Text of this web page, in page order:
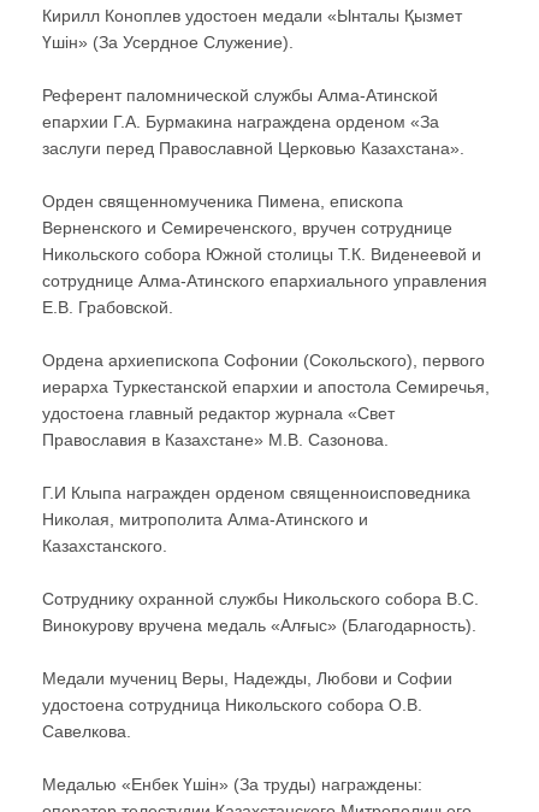
Кирилл Коноплев удостоен медали «Ынталы Қызмет
Үшiн» (За Усердное Служение).
Референт паломнической службы Алма-Атинской
епархии Г.А. Бурмакина награждена орденом «За
заслуги перед Православной Церковью Казахстана».
Орден священномученика Пимена, епископа
Верненского и Семиреченского, вручен сотруднице
Никольского собора Южной столицы Т.К. Виденеевой и
сотруднице Алма-Атинского епархиального управления
Е.В. Грабовской.
Ордена архиепископа Софонии (Сокольского), первого
иерарха Туркестанской епархии и апостола Семиречья,
удостоена главный редактор журнала «Свет
Православия в Казахстане» М.В. Сазонова.
Г.И Клыпа награжден орденом священноисповедника
Николая, митрополита Алма-Атинского и
Казахстанского.
Сотруднику охранной службы Никольского собора В.С.
Винокурову вручена медаль «Алғыс» (Благодарность).
Медали мучениц Веры, Надежды, Любови и Софии
удостоена сотрудница Никольского собора О.В.
Савелкова.
Медалью «Енбек Үшiн» (За труды) награждены: